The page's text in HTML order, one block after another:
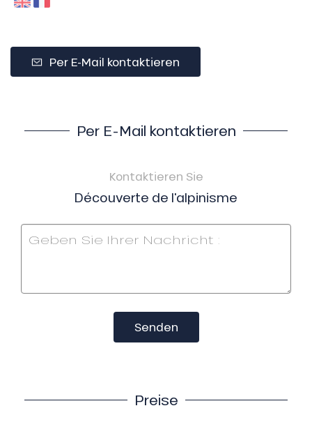
Per E-Mail kontaktieren
Per E-Mail kontaktieren
Kontaktieren Sie
Découverte de l'alpinisme
Senden
Preise